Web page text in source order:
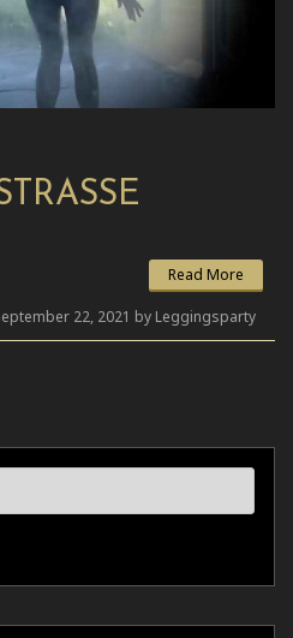
Read More
22, 2021 by Leggingsparty